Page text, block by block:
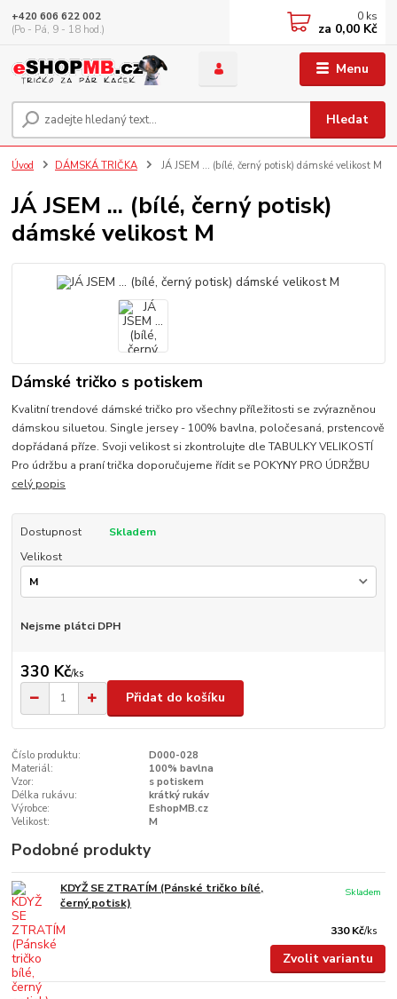
Menu
Hledat
+420 606 622 002
(Po - Pá, 9 - 18 hod.)
0 ks
za 0,00 Kč
Úvod DÁMSKÁ TRIČKA JÁ JSEM ... (bílé, černý potisk) dámské velikost M
JÁ JSEM ... (bílé, černý potisk)
dámské velikost M
Dámské tričko s potiskem
Kvalitní trendové dámské tričko pro všechny příležitosti se zvýrazněnou
dámskou siluetou. Single jersey - 100% bavlna, poločesaná, prstencově
dopřádaná příze. Svoji velikost si zkontrolujte dle TABULKY VELIKOSTÍ
Pro údržbu a praní trička doporučujeme řídit se POKYNY PRO ÚDRŽBU
celý popis
Dostupnost
Skladem
Velikost
Nejsme plátci DPH
330 Kč/ks
Přidat do košíku
Číslo produktu:
D000-028
Materiál:
100% bavlna
Vzor:
s potiskem
Délka rukávu:
krátký rukáv
Výrobce:
EshopMB.cz
Velikost:
M
Podobné produkty
KDYŽ SE ZTRATÍM (Pánské tričko bílé,
černý potisk)
330 Kč/ks
Skladem
Zvolit variantu